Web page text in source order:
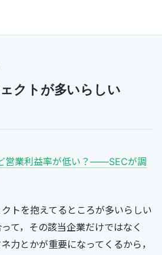
クトが多いらしい
営業利益率が低い？――SECが調
トを抱えてるところが多いらしい
て，その該当企業だけではなく
力とかが重要になってくるから，